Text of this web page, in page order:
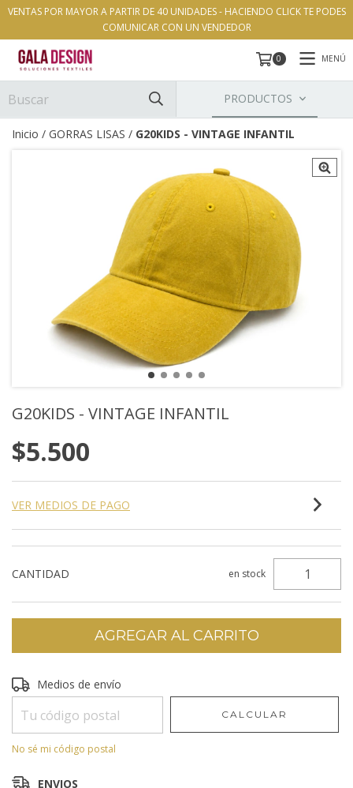
VENTAS POR MAYOR A PARTIR DE 40 UNIDADES - HACIENDO CLICK TE PODES
COMUNICAR CON UN VENDEDOR
0 MENÚ
PRODUCTOS
Inicio / GORRAS LISAS / G20KIDS - VINTAGE INFANTIL
G20KIDS - VINTAGE INFANTIL
$5.500
VER MEDIOS DE PAGO
CANTIDAD en stock
Entregas para el CP:
Medios de envío
CALCULAR
No sé mi código postal
ENVIOS